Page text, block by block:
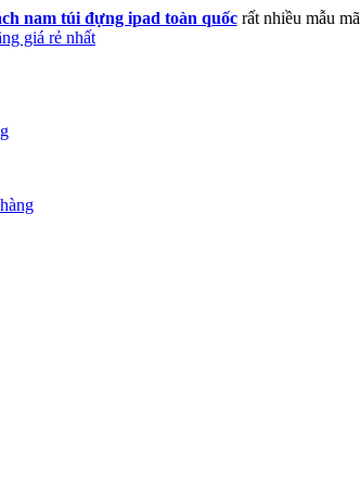
nam túi đựng ipad toàn quốcrất nhiều mẫu mã